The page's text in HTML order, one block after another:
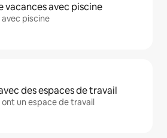
vacances avec piscine
piscine
des espaces de travail
un espace de travail